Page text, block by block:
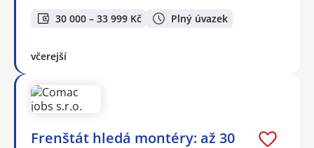
30 000 – 33 999 Kč Plný úvazek
včerejší
Frenštát hledá montéry: až 30